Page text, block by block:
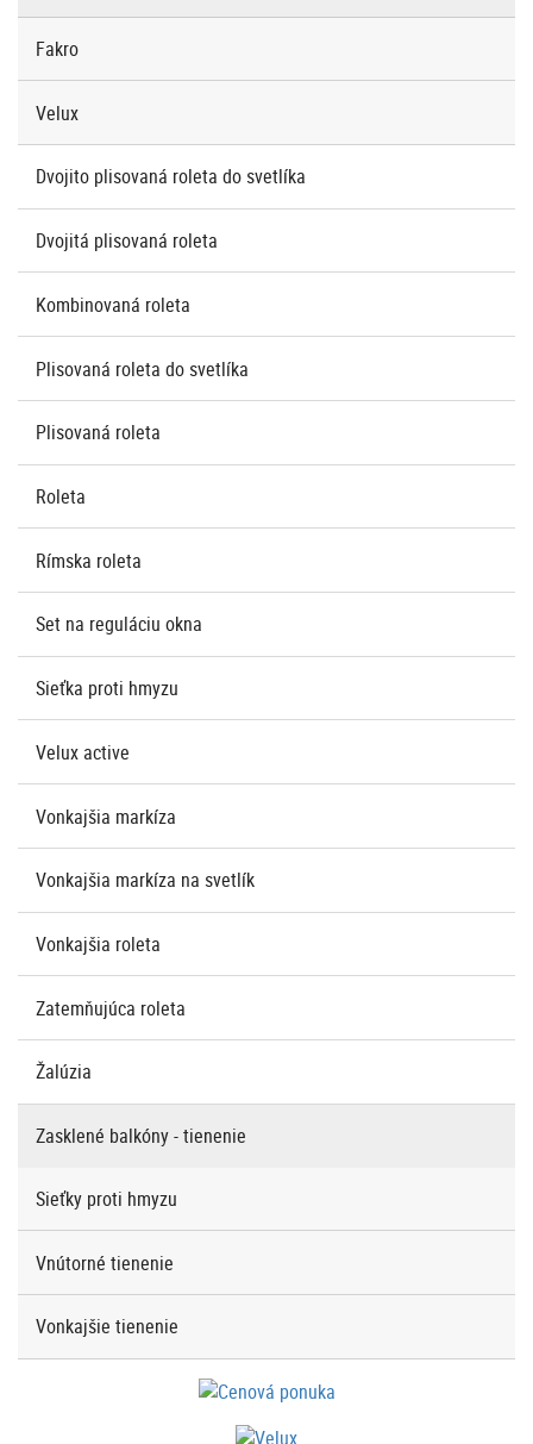
Fakro
Velux
Dvojito plisovaná roleta do svetlíka
Dvojitá plisovaná roleta
Kombinovaná roleta
Plisovaná roleta do svetlíka
Plisovaná roleta
Roleta
Rímska roleta
Set na reguláciu okna
Sieťka proti hmyzu
Velux active
Vonkajšia markíza
Vonkajšia markíza na svetlík
Vonkajšia roleta
Zatemňujúca roleta
Žalúzia
Zasklené balkóny - tienenie
Sieťky proti hmyzu
Vnútorné tienenie
Vonkajšie tienenie